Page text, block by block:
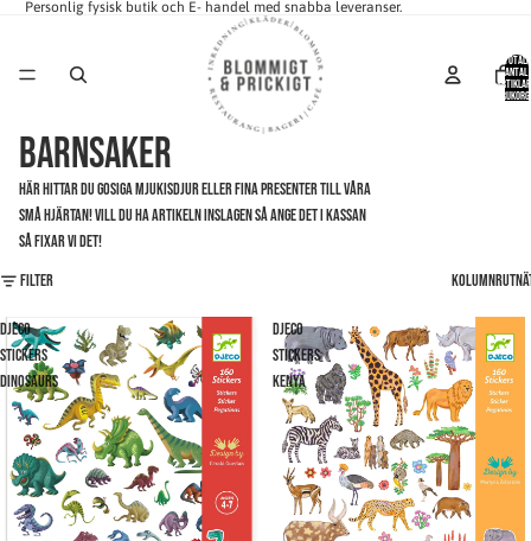
Personlig fysisk butik och E- handel med snabba leveranser.
Totalt
antal
BARNSAKER
Här hittar du gosiga mjukisdjur eller fina presenter till våra
små hjärtan! Vill du ha artikeln inslagen så ange det i kassan
så fixar vi det!
Filter
Djeco
Stickers
Dinosaurs
Djeco
Stickers
Kenya